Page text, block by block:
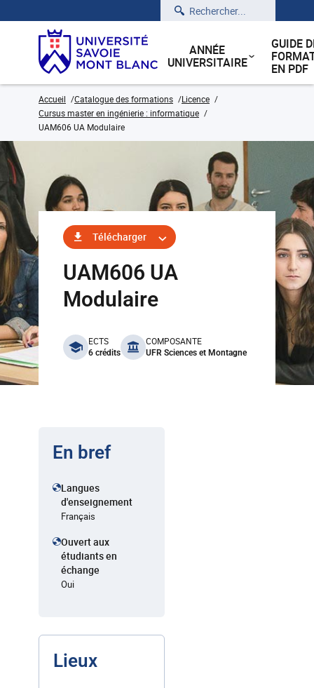
Rechercher
ANNÉE
UNIVERSITAIRE
GUIDE
EN PDF
Accueil Catalogue des formations
Licence
Cursus master en ingénierie : informatique
UAM606 UA Modulaire
Télécharger
UAM606 UA
Modulaire
benefits
ECTS
6 crédits
COMPOSANTE
UFR Sciences et Montagne
En bref
Langues
d'enseignement
Français
Ouvert aux
étudiants en
échange
Oui
Lieux